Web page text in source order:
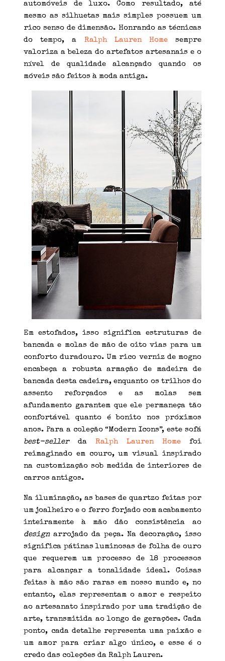
automóveis de luxo. Como resultado, até
mesmo as silhuetas mais simples possuem um
rico senso de dimensão. Honrando as técnicas
do tempo, a Ralph Lauren Homesempre
valoriza a beleza do artefatos artesanais e o
nível de qualidade alcançado quando os
móveis são feitos à moda antiga.
Em estofados, isso significa estruturas de
bancada e molas de mão de oito vias para um
conforto duradouro. Um rico verniz de mogno
encabeça a robusta armação de madeira de
bancada desta cadeira, enquanto os trilhos do
assento reforçados e as molas sem
afundamento garantem que ele permaneça tão
confortável quanto é bonito nos próximos
anos. Para a coleção “Modern Icons”, este sofá
best-sellerdaRalph Lauren Homefoi
reimaginado em couro, um visual inspirado
na customização sob medida de interiores de
carros antigos.
Na iluminação, as bases de quartzo feitas por
um joalheiro e o ferro forjado com acabamento
inteiramente à mão dão consistência ao
designarrojado da peça. Na decoração, isso
significa pátinas luminosas de folha de ouro
que requerem um processo de 18 processos
para alcançar a tonalidade ideal. Coisas
feitas à mão são raras em nosso mundo e, no
entanto, elas representam o amor e respeito
ao artesanato inspirado por uma tradição de
arte, transmitida ao longo de gerações. Cada
ponto, cada detalhe representa uma paixão e
um amor para criar algo único, e esse é o
credo das coleções da Ralph Lauren.